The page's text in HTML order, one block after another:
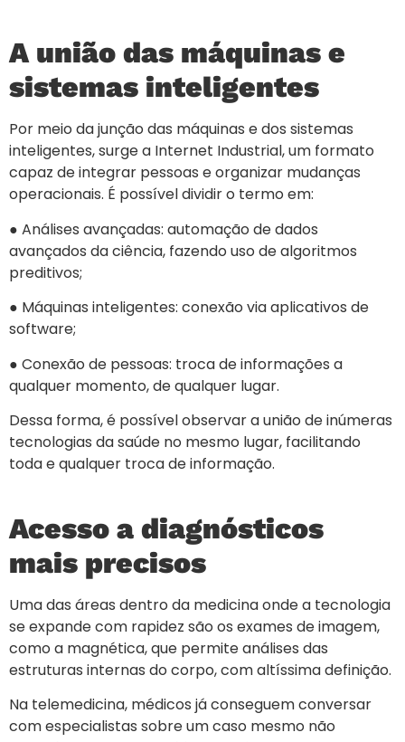
A união das máquinas e
sistemas inteligentes
Por meio da junção das máquinas e dos sistemas
inteligentes, surge a Internet Industrial, um formato
capaz de integrar pessoas e organizar mudanças
operacionais. É possível dividir o termo em:
● Análises avançadas: automação de dados
avançados da ciência, fazendo uso de algoritmos
preditivos;
● Máquinas inteligentes: conexão via aplicativos de
software;
● Conexão de pessoas: troca de informações a
qualquer momento, de qualquer lugar.
Dessa forma, é possível observar a união de inúmeras
tecnologias da saúde no mesmo lugar, facilitando
toda e qualquer troca de informação.
Acesso a diagnósticos
mais precisos
Uma das áreas dentro da medicina onde a tecnologia
se expande com rapidez são os exames de imagem,
como a magnética, que permite análises das
estruturas internas do corpo, com altíssima definição.
Na telemedicina, médicos já conseguem conversar
com especialistas sobre um caso mesmo não